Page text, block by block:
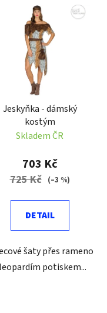
Jeskyňka - dámský
kostým
Skladem ČR
703 Kč
725 Kč (–3 %)
DETAIL
šaty přes rameno
potiskem...